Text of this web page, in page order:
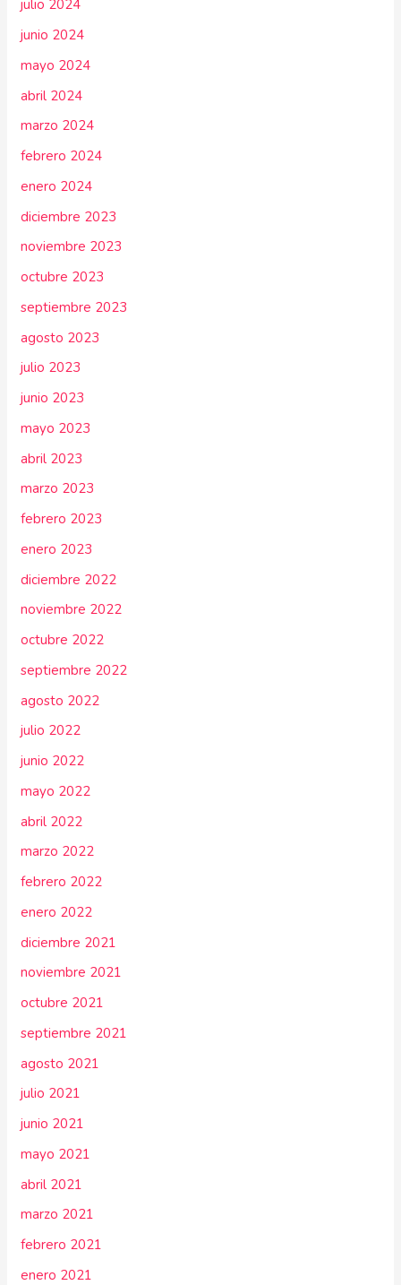
julio 2024
junio 2024
mayo 2024
abril 2024
marzo 2024
febrero 2024
enero 2024
diciembre 2023
noviembre 2023
octubre 2023
septiembre 2023
agosto 2023
julio 2023
junio 2023
mayo 2023
abril 2023
marzo 2023
febrero 2023
enero 2023
diciembre 2022
noviembre 2022
octubre 2022
septiembre 2022
agosto 2022
julio 2022
junio 2022
mayo 2022
abril 2022
marzo 2022
febrero 2022
enero 2022
diciembre 2021
noviembre 2021
octubre 2021
septiembre 2021
agosto 2021
julio 2021
junio 2021
mayo 2021
abril 2021
marzo 2021
febrero 2021
enero 2021